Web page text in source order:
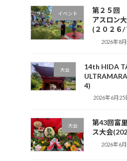
イベント
第２５回
アスロン
(２０２６/
2026年8
大会
14th HIDA
4)
2026年6月25
大会
第43回富
ス大会
2026年6